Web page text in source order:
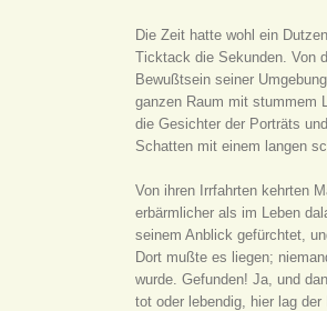
Die Zeit hatte wohl ein
Ticktack die Sekunden. Von
Bewußtsein seiner
ganzen Raum mit stummem
die Gesichter der Porträts
Schatten mit einem langen
Von ihren Irrfahrten kehrten
erbärmlicher als im Leben
seinem Anblick gefürchtet,
Dort mußte es liegen;
wurde. Gefunden! Ja, und
tot oder lebendig, hier lag